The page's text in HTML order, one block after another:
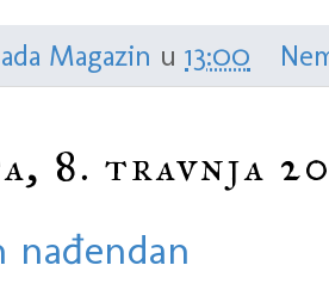
Magazin u 13:00
8. travnja